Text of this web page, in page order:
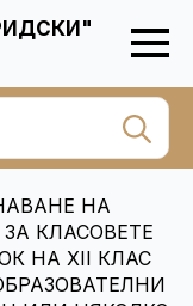
НА
КЛАСОВЕТЕ
НА ХII КЛАС